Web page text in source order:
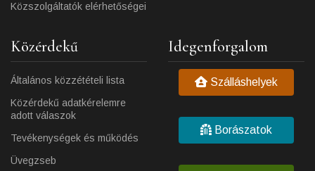
Közszolgáltatók elérhetőségei
Közérdekű
Általános közzétételi lista
Közérdekű adatkérelemre
adott válaszok
Tevékenységek és működés
Üvegzseb
Idegenforgalom
Szálláshelyek
Borászatok